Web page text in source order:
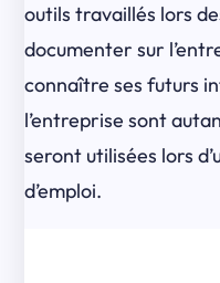
outils travaillés lors
documenter sur
connaître ses futurs
l’entreprise sont
seront utilisées lors
d’emploi.